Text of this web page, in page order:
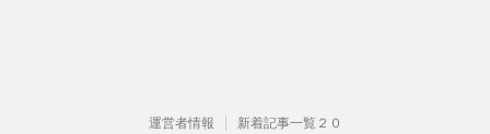
運営者情報 新着記事一覧２０